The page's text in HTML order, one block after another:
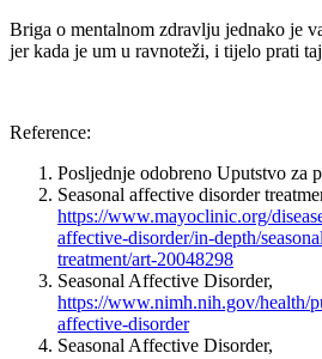
Briga o mentalnom zdravlju jednako je
jer kada je um u ravnoteži, i tijelo prati
Reference:
Posljednje odobreno Uputstvo za
Seasonal affective disorder
https://www.mayoclinic.org/
affective-disorder/in-depth/
treatment/art-20048298
Seasonal Affective Disorder,
https://www.nimh.nih.gov/health/
affective-disorder
Seasonal Affective Disorder,